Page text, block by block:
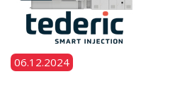
06.12.2024